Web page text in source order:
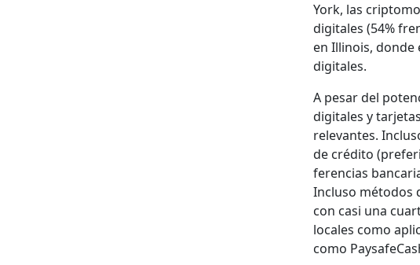
York, las
dig­i­tales (54%
en Illi­nois, donde
dig­i­tales.
A pesar del
dig­i­tales y
rel­e­vantes.
de crédi­to
fer­en­cias
Inclu­so méto­dos
con casi una
locales como
como